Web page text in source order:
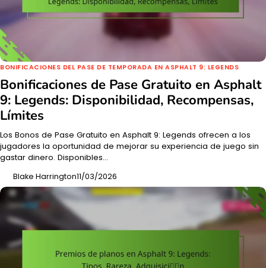
BONIFICACIONES DEL PASE DE TEMPORADA EN ASPHALT 9: LEGENDS
Bonificaciones de Pase Gratuito en Asphalt
9: Legends: Disponibilidad, Recompensas,
Límites
Los Bonos de Pase Gratuito en Asphalt 9: Legends ofrecen a los
jugadores la oportunidad de mejorar su experiencia de juego sin
gastar dinero. Disponibles…
Blake Harrington11/03/2026